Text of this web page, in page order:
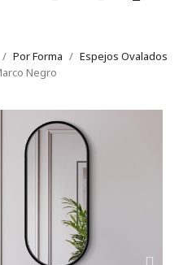
Por Forma
Espejos Ovalados
Negro